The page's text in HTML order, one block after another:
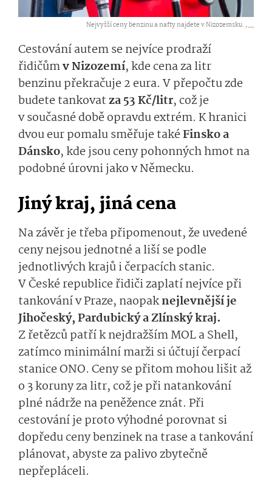
Nejvyšší ceny benzinu a nafty najdete v Nizozemsku. ,...
Cestování autem se nejvíce prodraží
řidičůmv Nizozemí, kde cena za litr
benzinu překračuje 2 eura. V přepočtu zde
budete tankovatza 53 Kč/litr, což je
v současné době opravdu extrém. K hranici
dvou eur pomalu směřuje takéFinsko a
Dánsko, kde jsou ceny pohonných hmot na
podobné úrovni jako v Německu.
Jiný kraj, jiná cena
Na závěr je třeba připomenout, že uvedené
ceny nejsou jednotné a liší se podle
jednotlivých krajů i čerpacích stanic.
V České republice řidiči zaplatí nejvíce při
tankování v Praze, naopaknejlevnější je
Jihočeský, Pardubický a Zlínský kraj.
Z řetězců patří k nejdražším MOL a Shell,
zatímco minimální marži si účtují čerpací
stanice ONO. Ceny se přitom mohou lišit až
o 3 koruny za litr, což je při natankování
plné nádrže na peněžence znát. Při
cestování je proto výhodné porovnat si
dopředu ceny benzinek na trase a tankování
plánovat, abyste za palivo zbytečně
nepřepláceli.